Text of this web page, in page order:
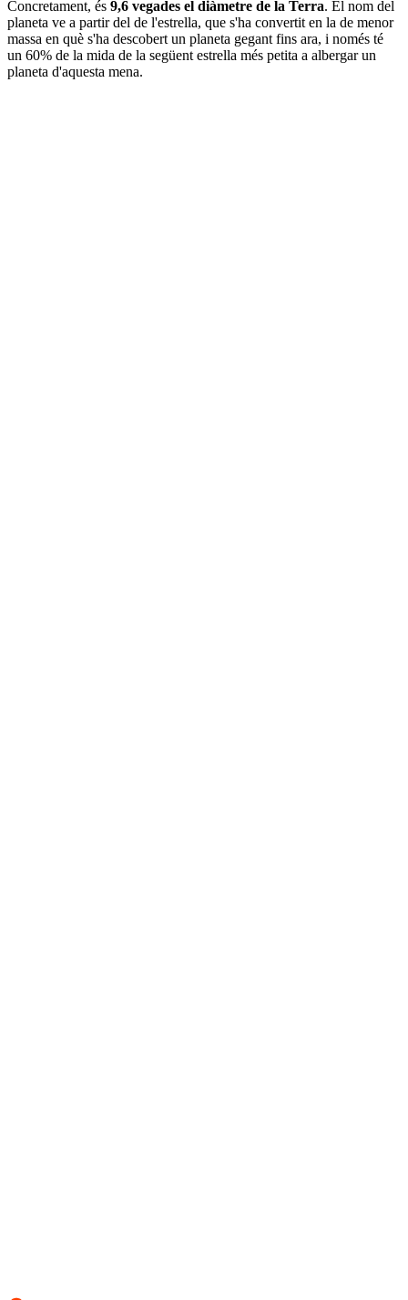
Concretament, és 9,6 vegades el diàmetre de la Terra. El nom del
planeta ve a partir del de l'estrella, que s'ha convertit en la de menor
massa en què s'ha descobert un planeta gegant fins ara, i només té
un 60% de la mida de la següent estrella més petita a albergar un
planeta d'aquesta mena.